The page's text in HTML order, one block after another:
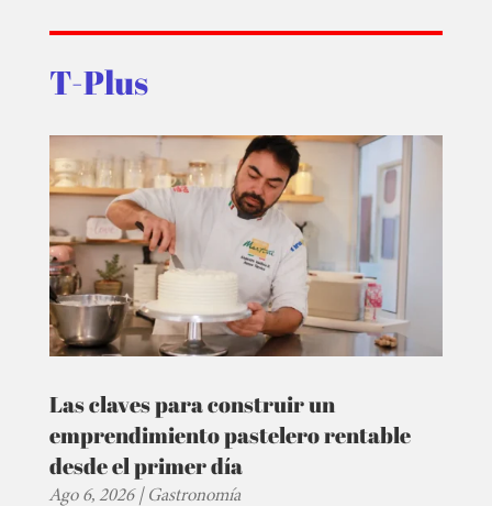
T-Plus
Las claves para construir un
emprendimiento pastelero rentable
desde el primer día
Ago 6, 2026|Gastronomía